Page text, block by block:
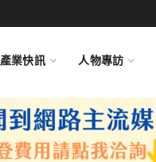
產業快訊 人物專訪